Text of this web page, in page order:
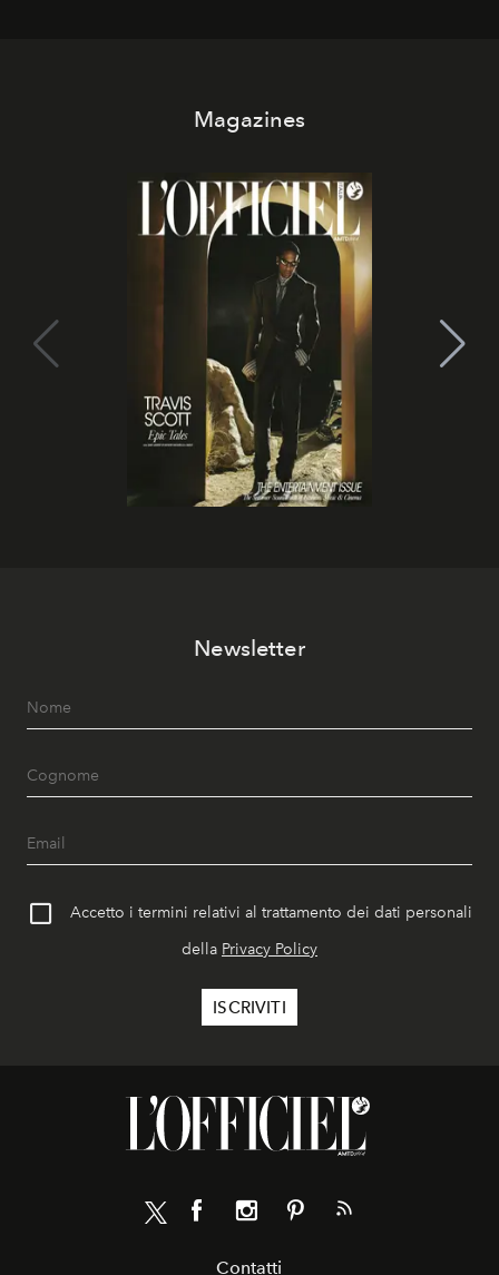
Magazines
Newsletter
Accetto i termini relativi al trattamento dei dati personali
della Privacy Policy
Contatti